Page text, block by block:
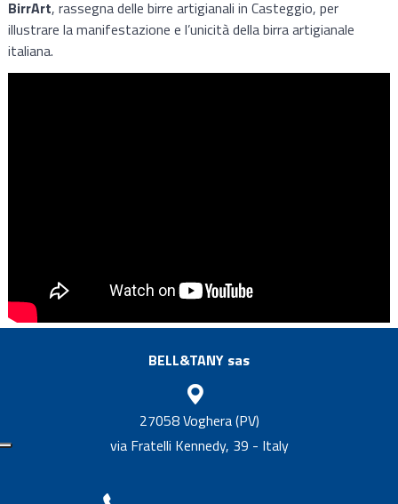
BirrArt, rassegna delle birre artigianali in Casteggio, per
illustrare la manifestazione e l’unicità della birra artigianale
italiana.
BELL&TANY sas
27058 Voghera (PV)
via Fratelli Kennedy, 39 - Italy